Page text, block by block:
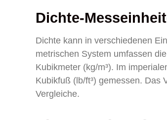
Dichte-
Dichte kann in verschiedenen
metrischen System umfassen
Kubikmeter (kg/m³). Im
Kubikfuß (lb/ft³) gemessen. Das
Vergleiche.